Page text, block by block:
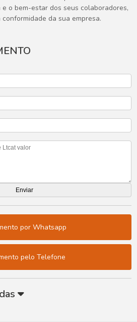
o bem-estar dos seus colaboradores,
da sua empresa.
por Whatsapp
pelo Telefone